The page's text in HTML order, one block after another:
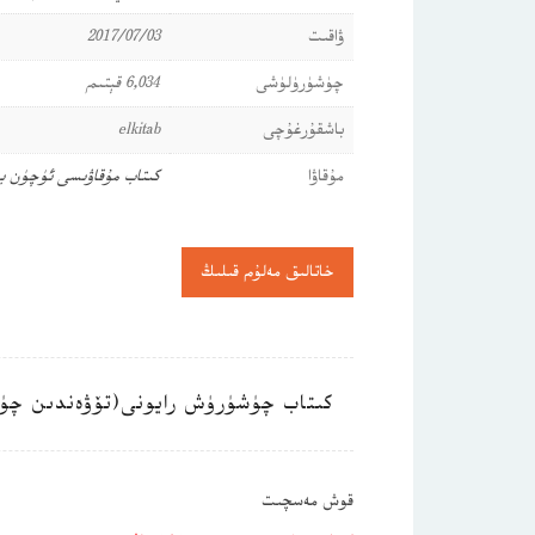
ۋاقىت
2017/07/03
چۈشۈرۈلۈشى
6,034 قېتىم
باشقۇرغۇچى
elkitab
مۇقاۋا
كىتاب مۇقاۋىسى ئۈچۈن
خاتالىق مەلۇم قىلىڭ
كىتاب چۈشۈرۈش رايونى(تۆۋەندىن
قوش مەسچىت